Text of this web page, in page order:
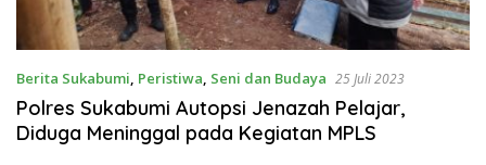
Berita Sukabumi, Peristiwa, Seni dan Budaya 25 Juli 2023
Polres Sukabumi Autopsi Jenazah Pelajar,
Diduga Meninggal pada Kegiatan MPLS